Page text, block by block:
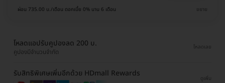
ผ่อน 735.00 บ./เดือน ดอกเบี้ย 0% นาน 6 เดือน ขยาย
โหลดแอปรับคูปองลด 200 บ.
คูปองมีจำนวนจำกัด
โหลดเลย
รับสิทธิพิเศษเพิ่มอีกด้วย HDmall Rewards
ดูเพิ่ม